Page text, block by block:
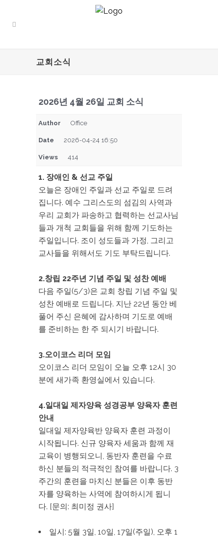
교회소식
2026년 4월 26일 교회 소식
Author Office
Date 2026-04-24 16:50
Views 414
1. 장애인 & 선교 주일
오늘은 장애인 주일과 선교 주일로 드려
집니다. 예수 그리스도의 섬김의 사역과
우리 교회가 파송하고 협력하는 선교사님
들과 개척 교회들을 위해 함께 기도하는
주일입니다. 조이 성도들과 가정, 그리고
교사들을 위해서도 기도 부탁드립니다.
2.창립 22주년 기념 주일 및 성찬 예배
다음 주일(5/3)은 교회 창립 기념 주일 및
성찬 예배로 드립니다. 지난 22년 동안 베
풀어 주신 은혜에 감사하며 기도로 예배
를 준비하는 한 주 되시기 바랍니다.
3.오이코스 리더 모임
오이코스 리더 모임이 오늘 오후 12시 30
분에 새가족 환영실에서 있습니다.
4.일대일 제자양육 성경공부 양육자 훈련
안내
일대일 제자양육반 양육자 훈련 과정이
시작됩니다. 신규 양육자 세움과 함께 재
교육이 병행되오니, 동반자 훈련을 수료
하신 분들의 적극적인 참여를 바랍니다. 3
주간의 훈련을 마치신 분들은 이후 동반
자를 양육하는 사역에 참여하시게 됩니
다. [문의: 최미정 권사]
일시: 5월 3일, 10일, 17일(주일), 오후 1